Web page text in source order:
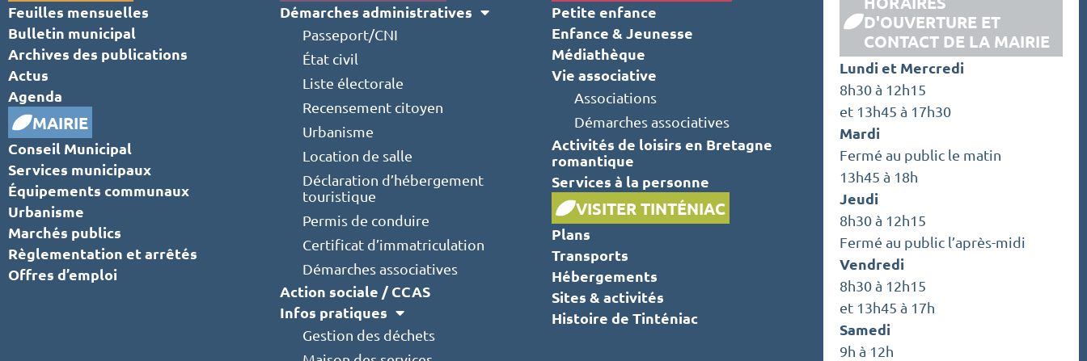
Feuilles mensuelles
Bulletin municipal
Archives des publications
Actus
Agenda
MAIRIE
Conseil Municipal
Services municipaux
Équipements communaux
Urbanisme
Marchés publics
Règlementation et arrêtés
Offres d’emploi
Démarches administratives
Passeport/CNI
État civil
Liste électorale
Recensement citoyen
Urbanisme
Location de salle
Déclaration d’hébergement
touristique
Permis de conduire
Certificat d’immatriculation
Démarches associatives
Action sociale / CCAS
Infos pratiques
Gestion des déchets
Petite enfance
Enfance & Jeunesse
Médiathèque
Vie associative
Associations
Démarches associatives
Activités de loisirs en Bretagne
romantique
Services à la personne
VISITER TINTÉNIAC
Plans
Transports
Hébergements
Sites & activités
Histoire de Tinténiac
D'OUVERTURE ET
CONTACT DE LA MAIRIE
Lundi et Mercredi
8h30 à 12h15
et 13h45 à 17h30
Mardi
Fermé au public le matin
13h45 à 18h
Jeudi
8h30 à 12h15
Fermé au public l’après-midi
Vendredi
8h30 à 12h15
et 13h45 à 17h
Samedi
9h à 12h